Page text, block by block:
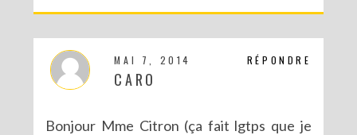
RÉPONDRE
MAI 7, 2014
CARO
Bonjour Mme Citron (ça fait lgtps que je